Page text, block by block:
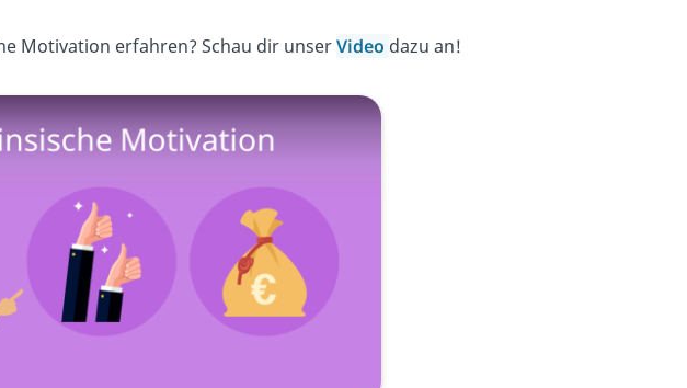
Motivation erfahren? Schau dir unserVideo dazu an!